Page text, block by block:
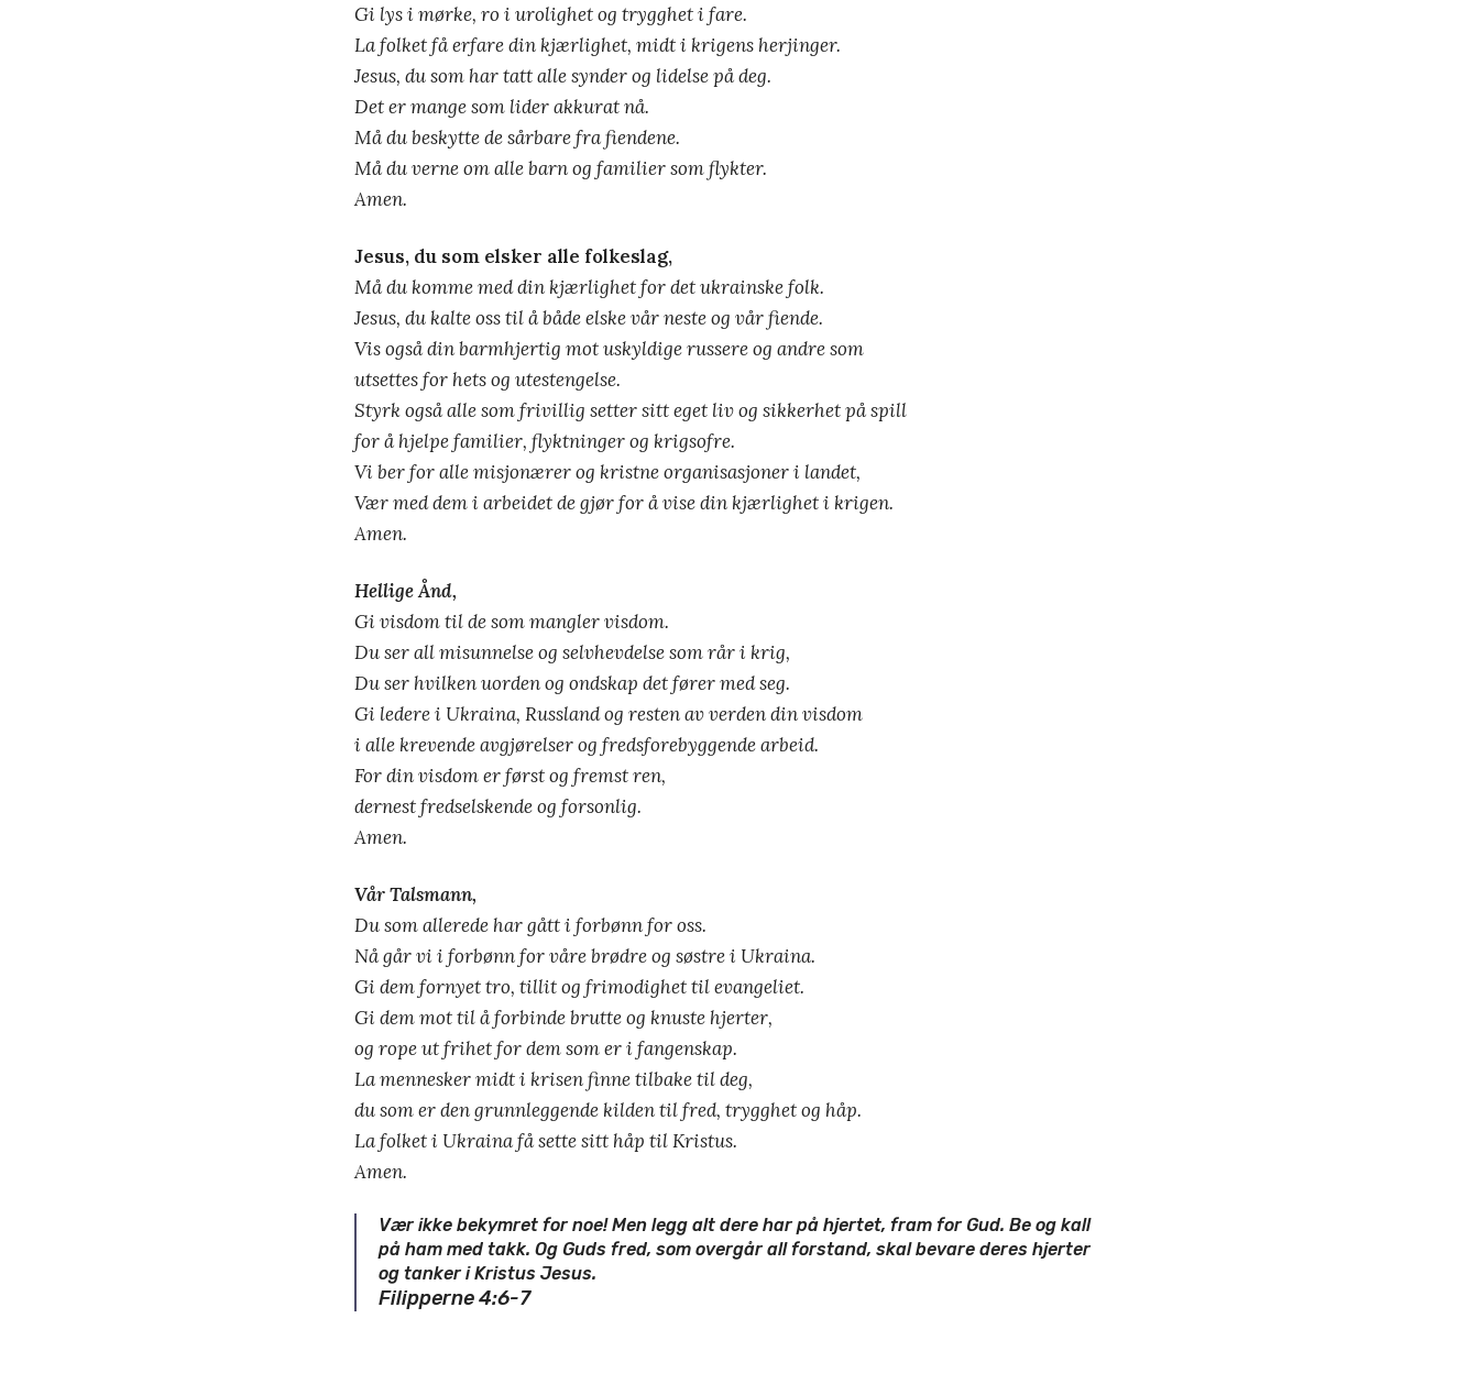
Gi lys i mørke, ro i urolighet og trygghet i fare.
La folket få erfare din kjærlighet, midt i krigens herjinger.
Jesus, du som har tatt alle synder og lidelse på deg.
Det er mange som lider akkurat nå.
Må du beskytte de sårbare fra fiendene.
Må du verne om alle barn og familier som flykter.
Amen.
Jesus, du som elsker alle folkeslag,
Må du komme med din kjærlighet for det ukrainske folk.
Jesus, du kalte oss til å både elske vår neste og vår fiende.
Vis også din barmhjertig mot uskyldige russere og andre som
utsettes for hets og utestengelse.
Styrk også alle som frivillig setter sitt eget liv og sikkerhet på spill
for å hjelpe familier, flyktninger og krigsofre.
Vi ber for alle misjonærer og kristne organisasjoner i landet,
Vær med dem i arbeidet de gjør for å vise din kjærlighet i krigen.
Amen.
Hellige Ånd,
Gi visdom til de som mangler visdom.
Du ser all misunnelse og selvhevdelse som rår i krig,
Du ser hvilken uorden og ondskap det fører med seg.
Gi ledere i Ukraina, Russland og resten av verden din visdom
i alle krevende avgjørelser og fredsforebyggende arbeid.
For din visdom er først og fremst ren,
dernest fredselskende og forsonlig.
Amen.
Vår Talsmann,
Du som allerede har gått i forbønn for oss.
Nå går vi i forbønn for våre brødre og søstre i Ukraina.
Gi dem fornyet tro, tillit og frimodighet til evangeliet.
Gi dem mot til å forbinde brutte og knuste hjerter,
og rope ut frihet for dem som er i fangenskap.
La mennesker midt i krisen finne tilbake til deg,
du som er den grunnleggende kilden til fred, trygghet og håp.
La folket i Ukraina få sette sitt håp til Kristus.
Amen.
Vær ikke bekymret for noe! Men legg alt dere har på hjertet, fram for Gud. Be og kall
på ham med takk. Og Guds fred, som overgår all forstand, skal bevare deres hjerter
og tanker i Kristus Jesus.
Filipperne 4:6-7